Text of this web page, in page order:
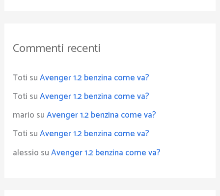
Commenti recenti
Toti suAvenger 1.2 benzina come va?
Toti suAvenger 1.2 benzina come va?
mario suAvenger 1.2 benzina come va?
Toti suAvenger 1.2 benzina come va?
alessio suAvenger 1.2 benzina come va?